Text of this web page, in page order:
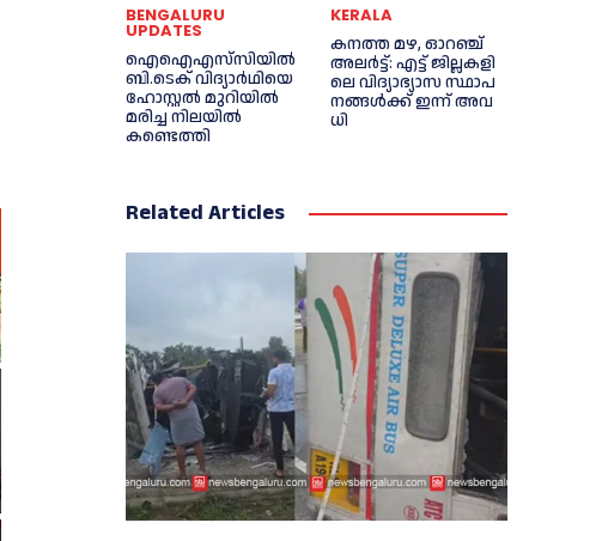
BENGALURU
UPDATES
ഐഐഎസ്‌സിയിൽ
ബി.ടെക് വിദ്യാർഥിയെ
ഹോസ്റ്റൽ മുറിയിൽ
മരിച്ച നിലയിൽ
കണ്ടെത്തി
KERALA
ക​ന​ത്ത മ​ഴ, ഓറഞ്ച്
അലർട്ട്: എ​ട്ട് ജി​ല്ല​ക​ളി​
ലെ വി​ദ്യാ​ഭ്യാ​സ സ്ഥാ​പ​
ന​ങ്ങ​ൾ​ക്ക് ഇ​ന്ന് അ​വ​
ധി
Related Articles